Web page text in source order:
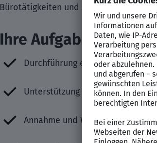
Bürotätigkeiten und sorgen für einen
Ihre Aufgaben
Durchführung einfacher
Unterstützung beim
Annahme und Weiterleitung von